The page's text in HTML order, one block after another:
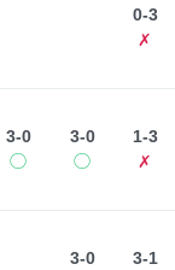
0-3
✗
3-0
◯
3-0
◯
1-3
✗
3-0
3-1